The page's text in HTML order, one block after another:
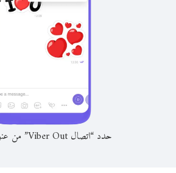
حدد “اتصال Viber Out” من عنوان المحادثة